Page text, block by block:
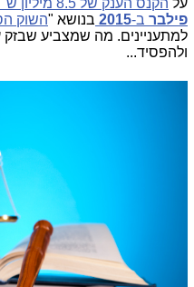
על הקנס הענק של 8.5 מיליון ש"ח
פילבר ב-2015 בנושא "השוק
למתעניינים. מה שמצביע
ולהפסיד...